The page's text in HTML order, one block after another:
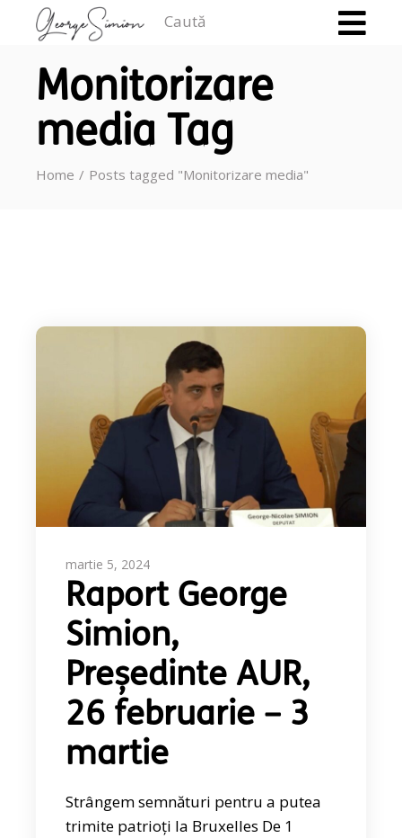
Monitorizare
media Tag
Home Posts tagged "Monitorizare media"
martie 5, 2024
Raport George
Simion,
Președinte AUR,
26 februarie – 3
martie
Strângem semnături pentru a putea
trimite patrioți la Bruxelles De 1